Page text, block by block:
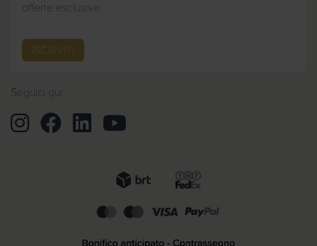
offerte esclusive
ISCRIVITI
Seguici qui